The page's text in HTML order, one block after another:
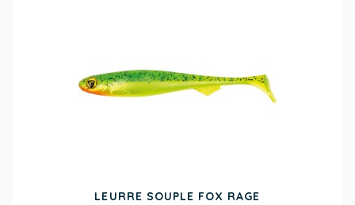
LEURRE SOUPLE FOX RAGE